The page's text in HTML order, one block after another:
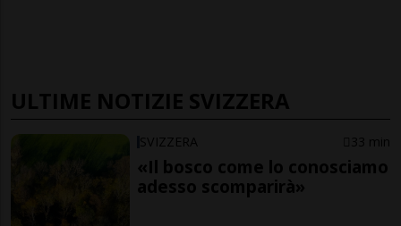
ULTIME NOTIZIE SVIZZERA
SVIZZERA 33 min
«Il bosco come lo conosciamo
adesso scomparirà»